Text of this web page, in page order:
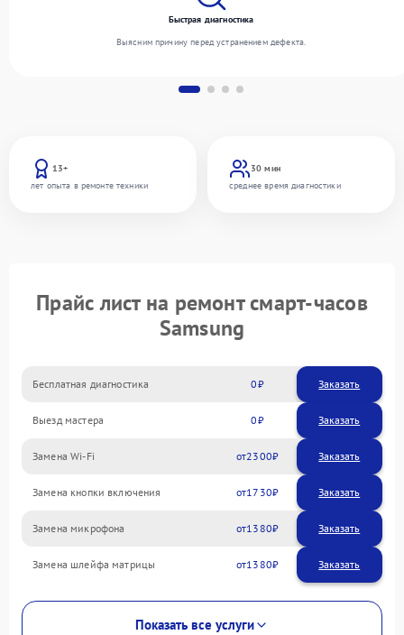
13+
лет опыта в ремонте техники
30 мин
среднее время диагностики
Быстрая диагностика
Выясним причину перед устранением дефекта.
Прайс лист на ремонт смарт-часов
Samsung
Бесплатная диагностика 0 Заказать
Выезд мастера 0 Заказать
Замена Wi-Fi 2300
Замена кнопки включения 1730
Замена микрофона 1380
Замена шлейфа матрицы 1380
Показать все услуги